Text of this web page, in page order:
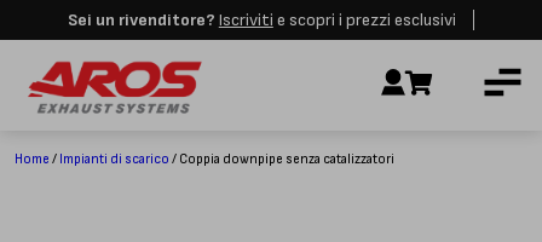
Sei un rivenditore? Iscriviti e scopri i prezzi esclusivi
IMPIANTI DI SCARICO
Home / Impianti di scarico / Coppia downpipe senza catalizzatori
Aros rimarrà chiusa per le festività dall'8 al 23 Agosto. I nuovi ordini